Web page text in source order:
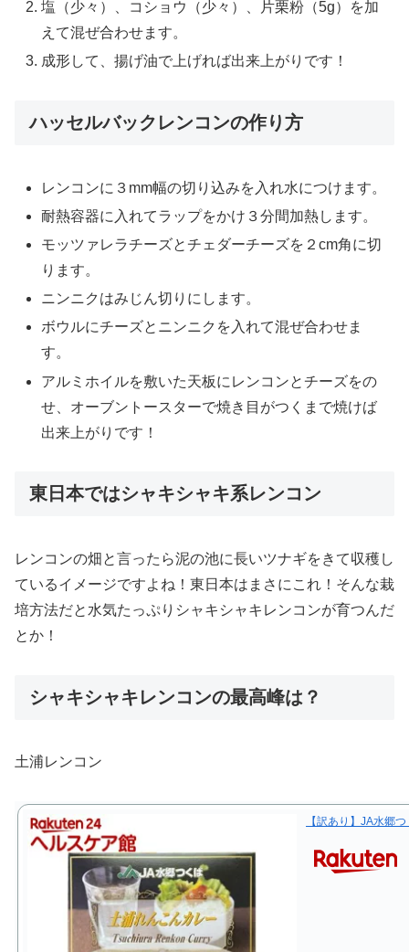
塩（少々）、コショウ（少々）、片栗粉（5g）を加
えて混ぜ合わせます。
成形して、揚げ油で上げれば出来上がりです！
ハッセルバックレンコンの作り方
レンコンに３mm幅の切り込みを入れ水につけます。
耐熱容器に入れてラップをかけ３分間加熱します。
モッツァレラチーズとチェダーチーズを２cm角に切
ります。
ニンニクはみじん切りにします。
ボウルにチーズとニンニクを入れて混ぜ合わせま
す。
アルミホイルを敷いた天板にレンコンとチーズをの
せ、オーブントースターで焼き目がつくまで焼けば
出来上がりです！
東日本ではシャキシャキ系レンコン
レンコンの畑と言ったら泥の池に長いツナギをきて収穫し
ているイメージですよね！東日本はまさにこれ！そんな栽
培方法だと水気たっぷりシャキシャキレンコンが育つんだ
とか！
シャキシャキレンコンの最高峰は？
土浦レンコン
【訳あり】JA水郷